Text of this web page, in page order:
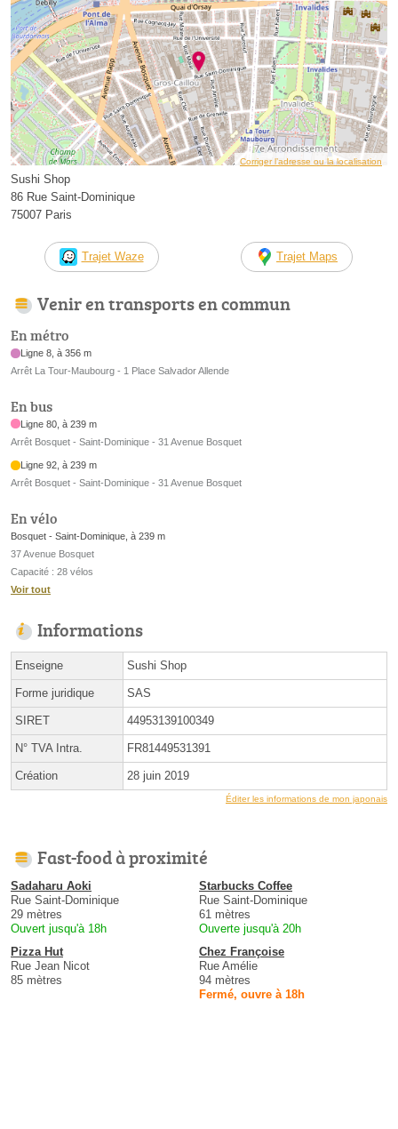
Corriger l’adresse ou la localisation
Sushi Shop
86 Rue Saint-Dominique
75007 Paris
Trajet Waze Trajet Maps
Venir en transports en commun
En métro
Ligne 8, à 356 m
Arrêt La Tour-Maubourg - 1 Place Salvador Allende
En bus
Ligne 80, à 239 m
Arrêt Bosquet - Saint-Dominique - 31 Avenue Bosquet
Ligne 92, à 239 m
Arrêt Bosquet - Saint-Dominique - 31 Avenue Bosquet
En vélo
Bosquet - Saint-Dominique, à 239 m
37 Avenue Bosquet
Capacité : 28 vélos
Voir tout
Informations
Enseigne Sushi Shop
Forme juridique SAS
SIRET 44953139100349
N° TVA Intra. FR81449531391
Création 28 juin 2019
Éditer les informations de mon japonais
Fast-food à proximité
Sadaharu Aoki
Rue Saint-Dominique
29 mètres
Ouvert jusqu'à 18h
Starbucks Coffee
Rue Saint-Dominique
61 mètres
Ouverte jusqu'à 20h
Pizza Hut
Rue Jean Nicot
85 mètres
Chez Françoise
Rue Amélie
94 mètres
Fermé, ouvre à 18h